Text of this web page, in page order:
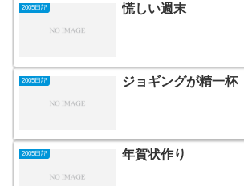
2005日記 慌しい週末
2005日記 ジョギングが精一杯
2005日記 年賀状作り